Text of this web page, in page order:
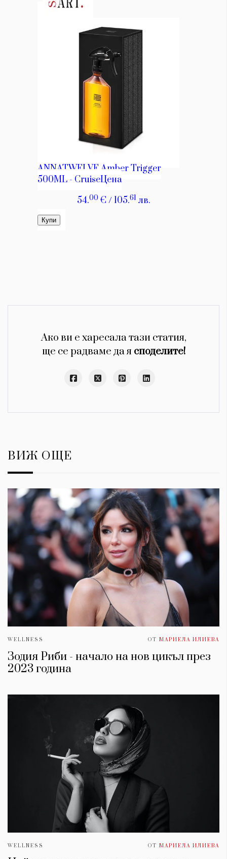
Ако ви е харесала тази статия,
ще се радваме да я споделите!
ВИЖ ОЩЕ
WELLNESS ОТ МАРИЕЛА ИЛИЕВА
Зодия Риби - начало на нов цикъл през
2023 година
WELLNESS ОТ МАРИЕЛА ИЛИЕВА